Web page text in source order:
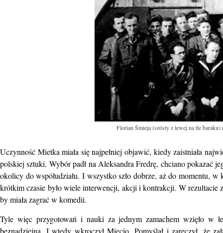
Florian Śmieja (szósty z lewej na tle
Uczynność Mietka miała się najpełniej objawić, kiedy zaistniała
polskiej sztuki. Wybór padł na Aleksandra Fredrę, chciano pokazać
okolicy do współudziału. I wszystko szło dobrze, aż do momentu,
krótkim czasie było wiele interwencji, akcji i kontrakcji. W rezultacie
by miała zagrać w komedii.
Tyle więc przygotowań i nauki za jednym zamachem wzięło w
beznadziejna. I wtedy wkroczył Miecio. Pomyślał i zaręczył, że